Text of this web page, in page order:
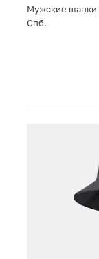
Мужские шапки
Спб.